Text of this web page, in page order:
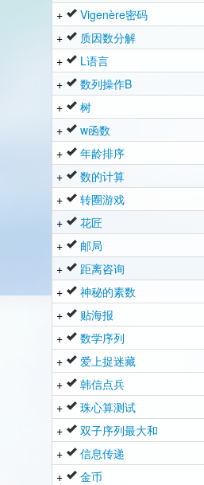
+
Vigenère密码
+
质因数分解
+
L语言
+
数列操作B
+
树
+
w函数
+
年龄排序
+
数的计算
+
转圈游戏
+
花匠
+
邮局
+
距离咨询
+
神秘的素数
+
贴海报
+
数学序列
+
爱上捉迷藏
+
韩信点兵
+
珠心算测试
+
双子序列最大和
+
信息传递
+
金币